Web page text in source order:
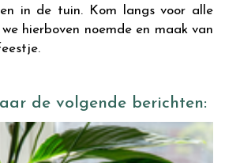
in de tuin. Kom langs voor alle
hierboven noemde en maak van
de volgende berichten: